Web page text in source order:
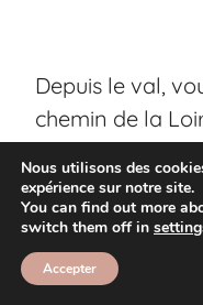
Depuis le val,
chemin de la
la réserve
Courpain.
Nous utilisons des
expérience sur notre site.
You can find out more
switch them off in
Accepter